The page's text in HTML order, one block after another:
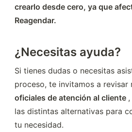
crearlo desde cero, ya que
Reagendar.
¿Necesitas ayuda?
Si tienes dudas o necesitas
proceso, te invitamos a revisar
oficiales de atención al cliente
las distintas alternativas para
tu necesidad.